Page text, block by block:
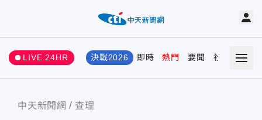
LIVE 24HR 決戰2026 即時 熱門 要聞 社會 娛樂
中天新聞網 查理